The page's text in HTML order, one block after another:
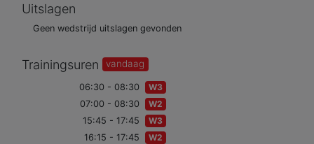
Uitslagen
Geen wedstrijd uitslagen gevonden
Trainingsuren vandaag
06:30 - 08:30
W3
07:00 - 08:30
W2
15:45 - 17:45
W3
16:15 - 17:45
W2